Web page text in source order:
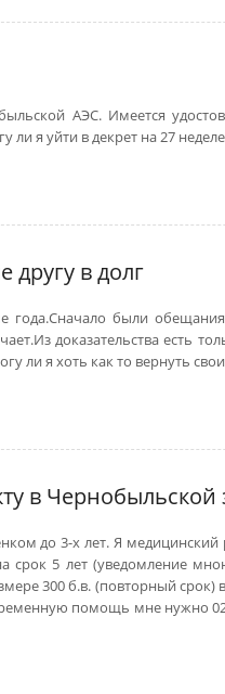
АЭС. Имеется
я уйти в декрет на 27
другу в долг
года.Сначало были
доказательства есть
ли я хоть как то вернуть свои
в Чернобыльской
до 3-х лет. Я
срок 5 лет (уведомление
300 б.в. (повторный срок)
помощь мне нужно